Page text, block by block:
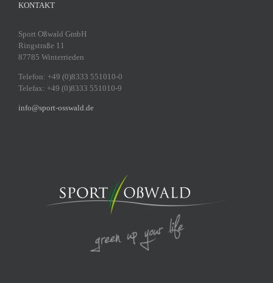
KONTAKT
Sport Oßwald GmbH
Ringstraße 11
87785 Winterrieden
Telefon: +49 (0)8333 551010-0
Telefax: +49 (0)8333 551010-9
info@sport-osswald.de